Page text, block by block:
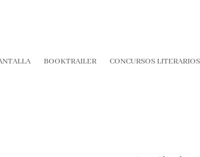
BOOKTRAILER CONCURSOS LITERARIOS